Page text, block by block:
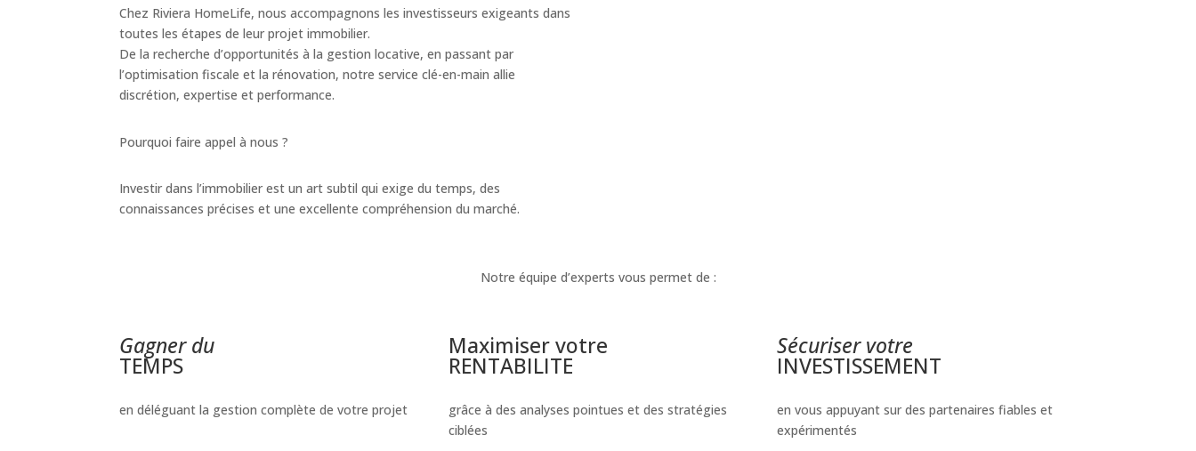
Chez Riviera HomeLife, nous accompagnons les investisseurs exigeants dans
toutes les étapes de leur projet immobilier.
De la recherche d’opportunités à la gestion locative, en passant par
l’optimisation fiscale et la rénovation, notre service clé-en-main allie
discrétion, expertise et performance.
Pourquoi faire appel à nous ?
Investir dans l’immobilier est un art subtil qui exige du temps, des
connaissances précises et une excellente compréhension du marché.
Notre équipe d’experts vous permet de :
Gagner du
TEMPS
en déléguant la gestion complète de votre projet
Maximiser votre
RENTABILITE
grâce à des analyses pointues et des stratégies
ciblées
Sécuriser votre
INVESTISSEMENT
en vous appuyant sur des partenaires fiables et
expérimentés